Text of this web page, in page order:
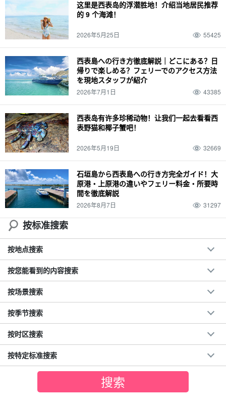
这里是西表岛的浮潜胜地！介绍当地居民推荐
的 9 个海滩！
2026年5月25日 55425
西表島への行き方徹底解説｜どこにある？日
帰りで楽しめる？フェリーでのアクセス方法
を現地スタッフが紹介
2026年7月1日 43385
西表岛有许多珍稀动物！让我们一起去看看西
表野猫和椰子蟹吧！
2026年5月19日 32669
石垣島から西表島への行き方完全ガイド！大
原港・上原港の違いやフェリー料金・所要時
間を徹底解説
2026年8月7日 31297
按标准搜索
按地点搜索
按您能看到的内容搜索
按场景搜索
按季节搜索
按时区搜索
按特定标准搜索